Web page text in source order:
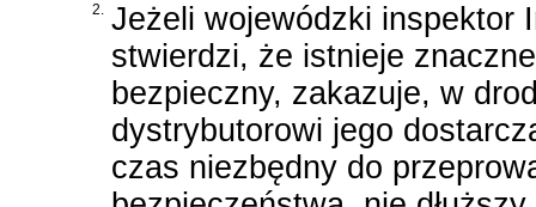
2. Jeżeli wojewódzki inspektor
stwierdzi, że istnieje
bezpieczny, zakazuje, w
dystrybutorowi jego
czas niezbędny do